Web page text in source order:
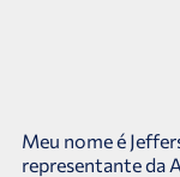
Meu nome é
representante da